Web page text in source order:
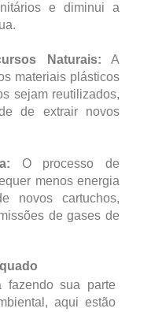
e diminui a
Naturais: A
materiais plásticos
sejam reutilizados,
de extrair novos
O processo de
menos energia
novos cartuchos,
de gases de
fazendo sua parte
aqui estão